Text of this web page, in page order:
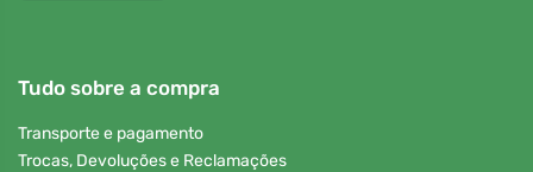
Tudo sobre a compra
Transporte e pagamento
Trocas, Devoluções e Reclamações